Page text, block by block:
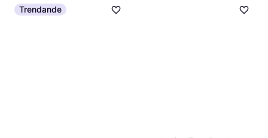
Trendande